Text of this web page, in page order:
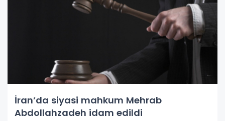
İran’da siyasi mahkum Mehrab
Abdollahzadeh idam edildi